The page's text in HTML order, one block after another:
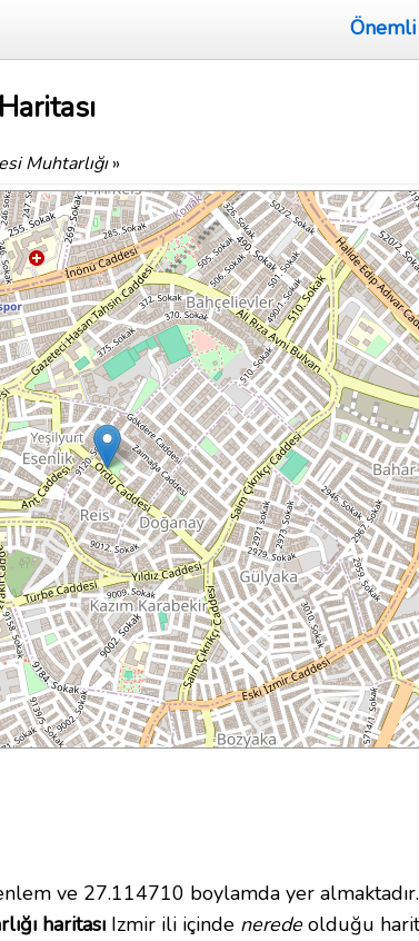
Muhtarlığı»
ve 27.114710 boylamda yer
haritası Izmir ili içinde neredeolduğu